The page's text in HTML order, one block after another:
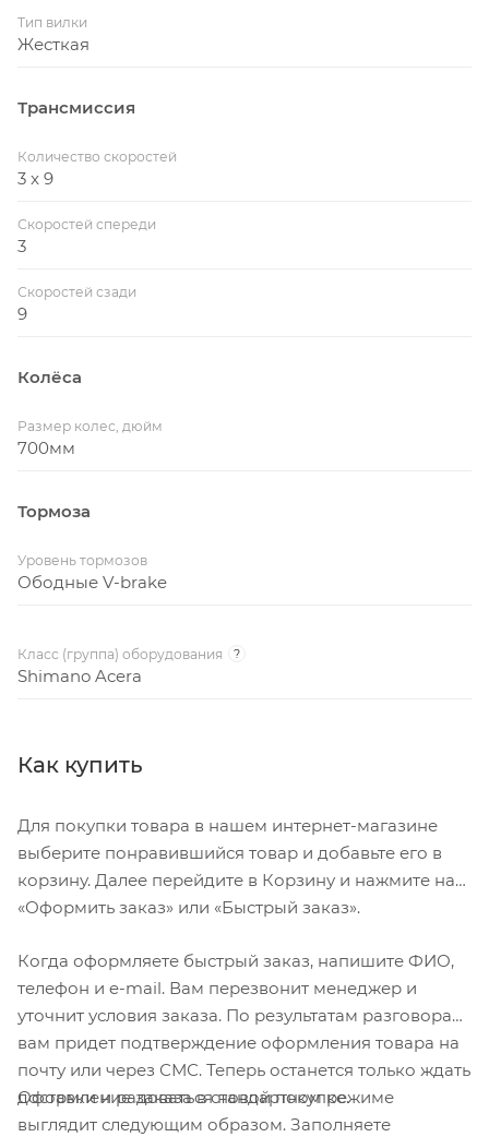
Тип вилки
Жесткая
Трансмиссия
Количество скоростей
3 x 9
Скоростей спереди
3
Скоростей сзади
9
Колёса
Размер колес, дюйм
700мм
Тормоза
Уровень тормозов
Ободные V-brake
Класс (группа) оборудования ?
Shimano Acera
Как купить
Для покупки товара в нашем интернет-магазине
выберите понравившийся товар и добавьте его в
корзину. Далее перейдите в Корзину и нажмите на
«Оформить заказ» или «Быстрый заказ».
Когда оформляете быстрый заказ, напишите ФИО,
телефон и e-mail. Вам перезвонит менеджер и
уточнит условия заказа. По результатам разговора
вам придет подтверждение оформления товара на
почту или через СМС. Теперь останется только ждать
доставки и радоваться новой покупке.
Оформление заказа в стандартном режиме
выглядит следующим образом. Заполняете